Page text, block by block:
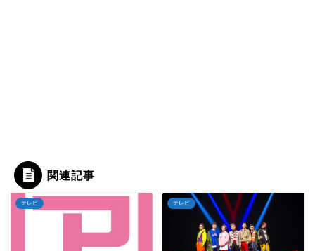
関連記事
テレビ テレビ